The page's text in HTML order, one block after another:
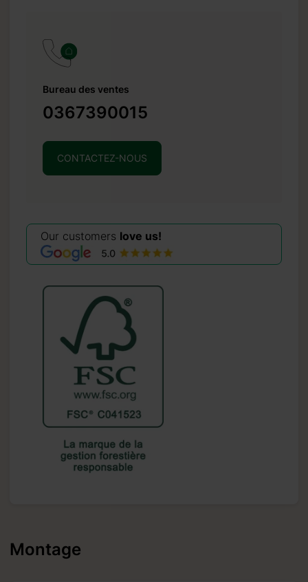
Bureau des ventes
0367390015
CONTACTEZ-NOUS
Our customers love us!
Montage